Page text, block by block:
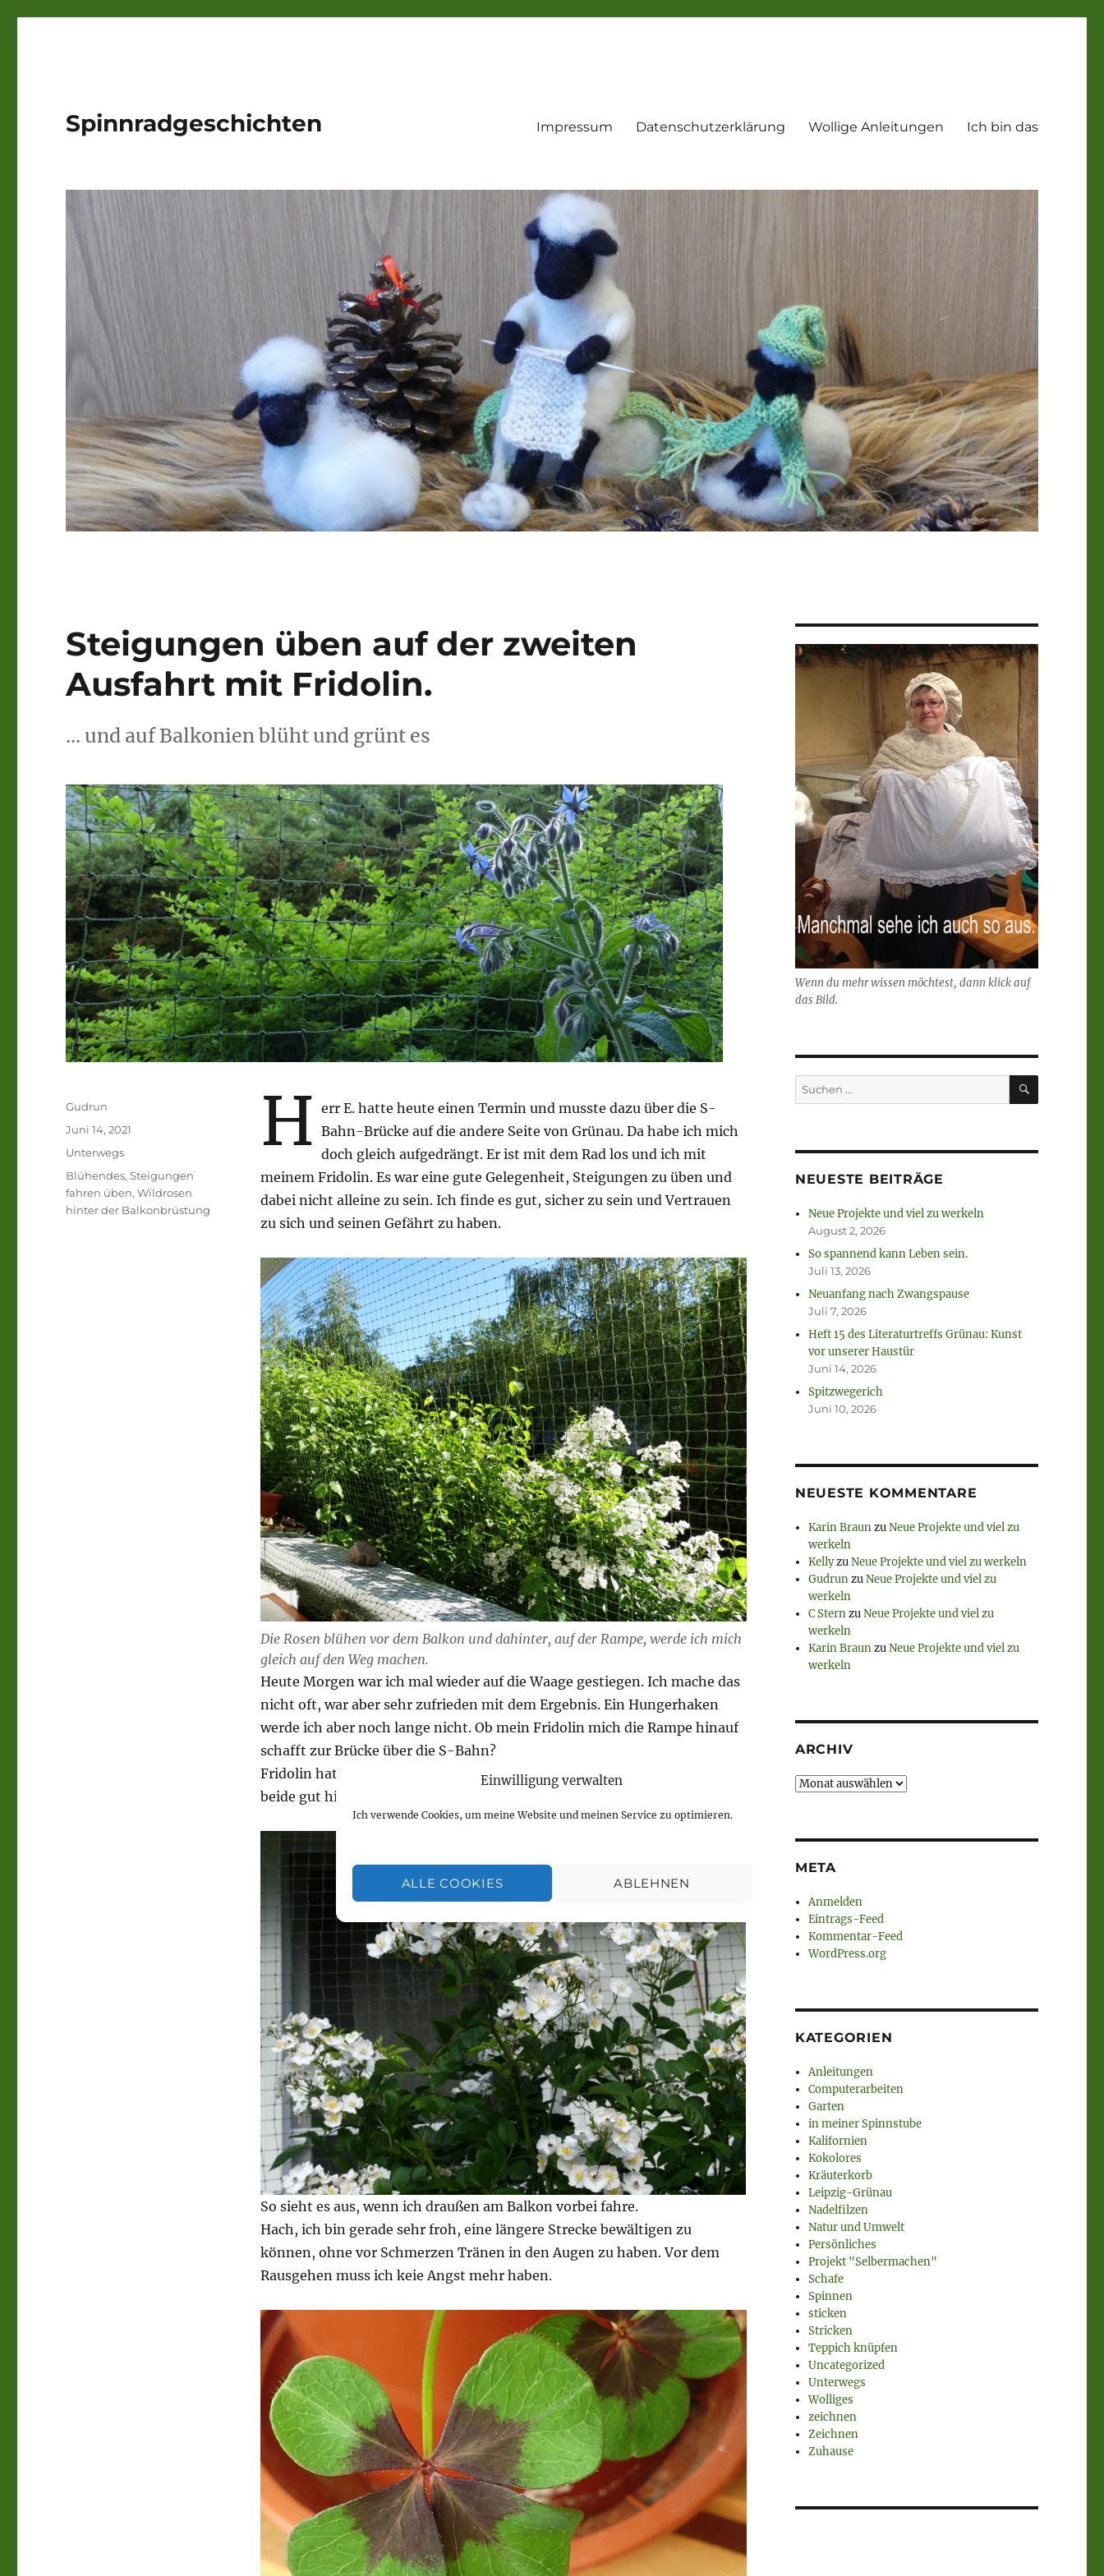
Einwilligung verwalten
Ich verwende Cookies, um meine Website und meinen Service zu optimieren.
ALLE COOKIES ABLEHNEN
Spinnradgeschichten Impressum Datenschutzerklärung Wollige Anleitungen Ich bin das
Steigungen üben auf der zweiten
Ausfahrt mit Fridolin.
… und auf Balkonien blüht und grünt es
H err E. hatte heute einen Termin und musste dazu über die S-
Bahn-Brücke auf die andere Seite von Grünau. Da habe ich mich
doch gleich aufgedrängt. Er ist mit dem Rad los und ich mit
meinem Fridolin. Es war eine gute Gelegenheit, Steigungen zu üben und
dabei nicht alleine zu sein. Ich finde es gut, sicher zu sein und Vertrauen
zu sich und seinen Gefährt zu haben.
Die Rosen blühen vor dem Balkon und dahinter, auf der Rampe, werde ich mich
gleich auf den Weg machen.
Heute Morgen war ich mal wieder auf die Waage gestiegen. Ich mache das
nicht oft, war aber sehr zufrieden mit dem Ergebnis. Ein Hungerhaken
werde ich aber noch lange nicht. Ob mein Fridolin mich die Rampe hinauf
schafft zur Brücke über die S-Bahn?
Fridolin hat mich gut da hoch gekarrt und auch die Abfahrt bekamen wir
beide gut hin. Es in aller Ruhe zu üben war gut.
So sieht es aus, wenn ich draußen am Balkon vorbei fahre.
Hach, ich bin gerade sehr froh, eine längere Strecke bewältigen zu
können, ohne vor Schmerzen Tränen in den Augen zu haben. Vor dem
Rausgehen muss ich keie Angst mehr haben.
Autor
Gudrun
Veröffentlicht
am
Juni 14, 2021
Kategorien
Unterwegs
Schlagwörter
Blühendes,Steigungen
fahren üben,Wildrosen
hinter der Balkonbrüstung
Wenn du mehr wissen möchtest, dann klick auf
das Bild.
Suchen
nach:
SUCHEN
NEUESTE BEITRÄGE
Neue Projekte und viel zu werkeln
August 2, 2026
So spannend kann Leben sein.
Juli 13, 2026
Neuanfang nach Zwangspause
Juli 7, 2026
Heft 15 des Literaturtreffs Grünau: Kunst
vor unserer Haustür
Juni 14, 2026
Spitzwegerich
Juni 10, 2026
NEUESTE KOMMENTARE
Karin BraunzuNeue Projekte und viel zu
werkeln
KellyzuNeue Projekte und viel zu werkeln
GudrunzuNeue Projekte und viel zu
werkeln
C SternzuNeue Projekte und viel zu
werkeln
Karin BraunzuNeue Projekte und viel zu
werkeln
ARCHIV
Archiv
META
Anmelden
Eintrags-Feed
Kommentar-Feed
WordPress.org
KATEGORIEN
Anleitungen
Computerarbeiten
Garten
in meiner Spinnstube
Kalifornien
Kokolores
Kräuterkorb
Leipzig-Grünau
Nadelfilzen
Natur und Umwelt
Persönliches
Projekt "Selbermachen"
Schafe
Spinnen
sticken
Stricken
Teppich knüpfen
Uncategorized
Unterwegs
Wolliges
zeichnen
Zeichnen
Zuhause